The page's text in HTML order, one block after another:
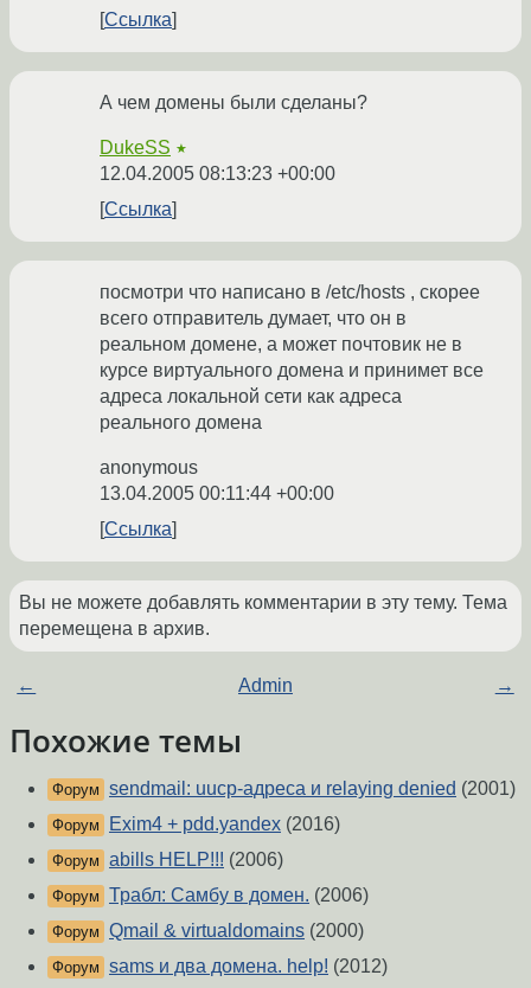
Ссылка
А чем домены были сделаны?
DukeSS ★
12.04.2005 08:13:23 +00:00
Ссылка
посмотри что написано в /etc/hosts , скорее
всего отправитель думает, что он в
реальном домене, а может почтовик не в
курсе виртуального домена и принимет все
адреса локальной сети как адреса
реального домена
anonymous
13.04.2005 00:11:44 +00:00
Ссылка
Вы не можете добавлять комментарии в эту тему. Тема
перемещена в архив.
← Admin →
Похожие темы
Форум sendmail: uucp-адреса и relaying denied (2001)
Форум Exim4 + pdd.yandex (2016)
Форум abills HELP!!! (2006)
Форум Трабл: Самбу в домен. (2006)
Форум Qmail & virtualdomains (2000)
Форум sams и два домена. help! (2012)